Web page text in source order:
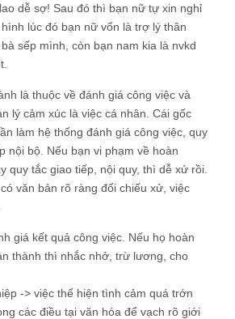
dễ sợ! Sau đó thì bạn nữ tự xin nghỉ
lúc đó bạn nữ vốn là trợ lý thân
sếp mình, còn bạn nam kia là nvkd
là thuộc về đánh giá công việc và
lý cảm xúc là việc cá nhân. Cái gốc
làm hệ thống đánh giá công việc, quy
nội bộ. Nếu bạn vi phạm về hoàn
quy tắc giao tiếp, nội quy, thì dễ xử rồi.
văn bản rõ ràng đối chiếu xử, việc
giá kết quả công việc. Nếu họ hoàn
thành thì nhắc nhở, trừ lương, cho
-> việc thể hiện tình cảm quá trớn
các điều tại văn hóa để vạch rõ giới